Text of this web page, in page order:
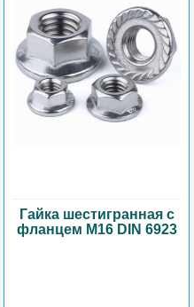
Гайка шестигранная с
фланцем М16 DIN 6923